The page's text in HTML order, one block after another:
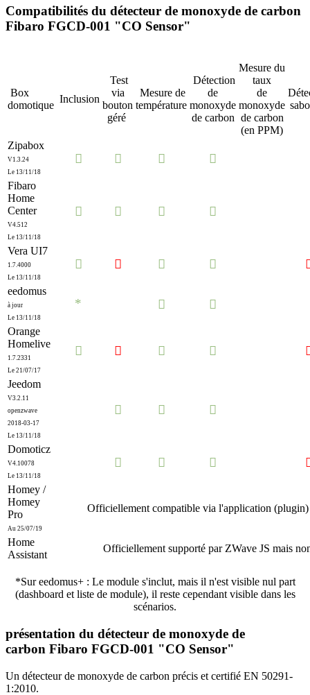
Compatibilités du détecteur de monoxyde de carbon
Fibaro FGCD-001 "CO Sensor"
Box
domotique
Inclusion
Test
via
bouton
géré
Mesure de
température
Détection
de
monoxyde
de carbon
Mesure du
taux
de
monoxyde
de carbon
(en PPM)
Zipabox
V1.3.24
Le 13/11/18
   
Fibaro
Home
Center
V4.512
Le 13/11/18
   
Vera UI7
1.7.4000
Le 13/11/18
   
eedomus
à jour
Le 13/11/18
*  
Orange
Homelive
1.7.2331
Le 21/07/17
   
Jeedom
V3.2.11
openzwave
2018-03-17
Le 13/11/18
  
Domoticz
V4.10078
Le 13/11/18
  
Homey /
Homey
Pro
Au 25/07/19
Officiellement compatible via l'application
Home
Assistant
Officiellement supporté par ZWave JS mais
*Sur eedomus+ : Le module s'inclut, mais il n'est visible nul part
(dashboard et liste de module), il reste cependant visible dans les
scénarios.
présentation du détecteur de monoxyde de
carbon Fibaro FGCD-001 "CO Sensor"
Un détecteur de monoxyde de carbon précis et certifié EN 50291-
1:2010.